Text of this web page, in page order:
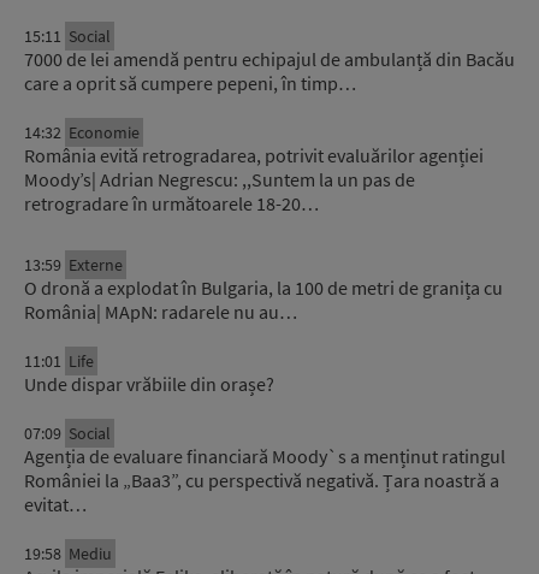
15:11 Social
7000 de lei amendă pentru echipajul de ambulanță din Bacău
care a oprit să cumpere pepeni, în timp…
14:32 Economie
România evită retrogradarea, potrivit evaluărilor agenției
Moody’s| Adrian Negrescu: ,,Suntem la un pas de
retrogradare în următoarele 18-20…
13:59 Externe
O dronă a explodat în Bulgaria, la 100 de metri de granița cu
România| MApN: radarele nu au…
11:01 Life
Unde dispar vrăbiile din orașe?
07:09 Social
Agenția de evaluare financiară Moody`s a menținut ratingul
României la „Baa3”, cu perspectivă negativă. Țara noastră a
evitat…
19:58 Mediu